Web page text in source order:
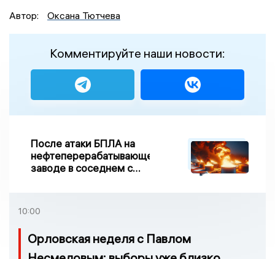
Автор: Оксана Тютчева
Комментируйте наши новости:
После атаки БПЛА на
нефтеперерабатывающем
заводе в соседнем с
10:00
Орловская неделя с Павлом